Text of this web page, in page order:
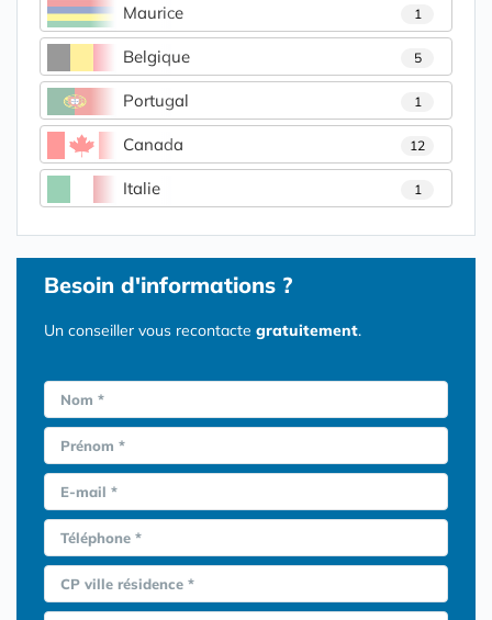
Maurice 1
Belgique 5
Portugal 1
Canada 12
Italie 1
Besoin d'informations ?
Un conseiller vous recontacte gratuitement.
Nom *
Prénom *
E-mail *
Téléphone *
CP ville résidence *